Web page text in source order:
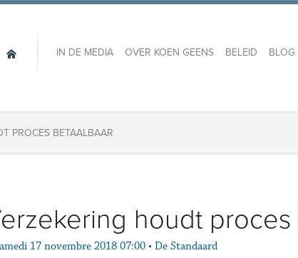
IN DE MEDIA OVER KOEN GEENS BELEID BLOG
PROCES BETAALBAAR
houdt
17 novembre 2018 07:00 • De Standaard